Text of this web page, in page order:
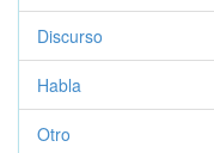
Discurso
Habla
Otro